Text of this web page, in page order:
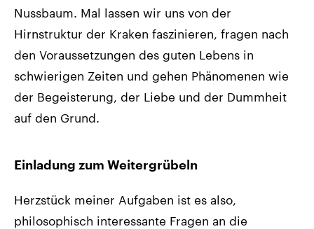
Nussbaum. Mal lassen wir uns von der
Hirnstruktur der Kraken faszinieren, fragen nach
den Voraussetzungen des guten Lebens in
schwierigen Zeiten und gehen Phänomenen wie
der Begeisterung, der Liebe und der Dummheit
auf den Grund.
Einladung zum Weitergrübeln
Herzstück meiner Aufgaben ist es also,
philosophisch interessante Fragen an die